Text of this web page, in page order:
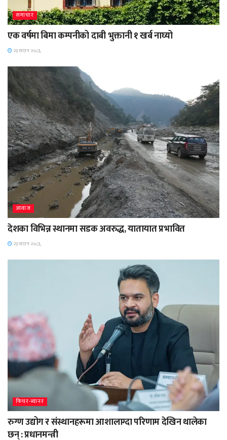
समाचार
एक वर्षमा बिमा कम्पनीको दाबी भुक्तानी १ खर्ब नाघ्यो
२३ साउन २०८३,
आवाज
देशका विभिन्न स्थानमा सडक अवरुद्ध, यातायात प्रभावित
२३ साउन २०८३,
फिचर-ब्यानर
रुग्ण उद्योग र संस्थानहरूमा आशालाग्दा परिणाम देखिन थालेका
छन् : प्रधानमन्त्री